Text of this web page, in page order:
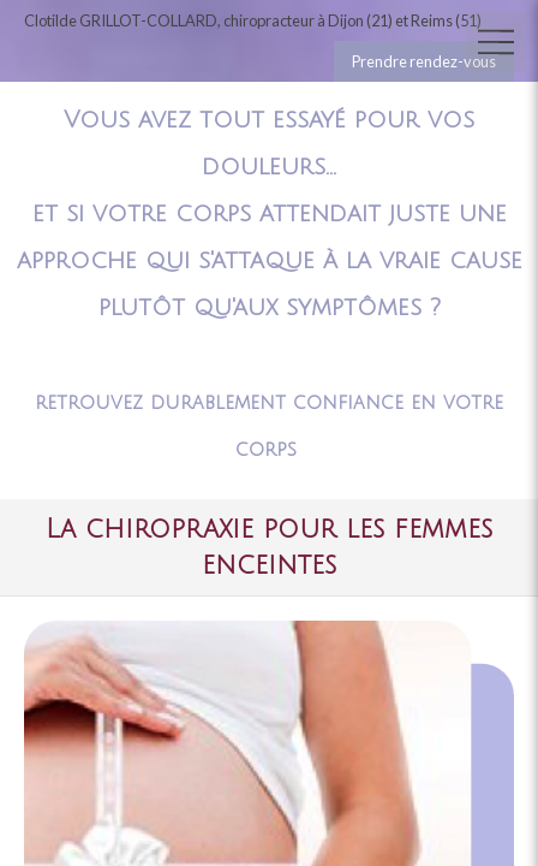
Clotilde GRILLOT-COLLARD, chiropracteur à Dijon (21) et Reims (51)
Prendre rendez-vous
Vous avez tout essayé pour vos
douleurs...
et si votre corps attendait juste une
approche qui s'attaque à la vraie cause
plutôt qu'aux symptômes ?
retrouvez durablement confiance en votre
corps
La chiropraxie pour les femmes
enceintes